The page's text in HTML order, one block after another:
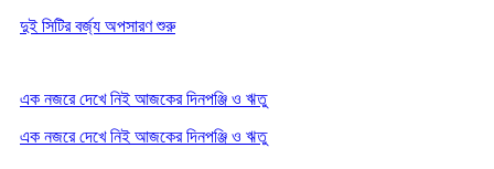
দুই সিটির বর্জ্য অপসারণ শুরু
এক নজরে দেখে নিই আজকের দিনপঞ্জি ও ঋতু
এক নজরে দেখে নিই আজকের দিনপঞ্জি ও ঋতু